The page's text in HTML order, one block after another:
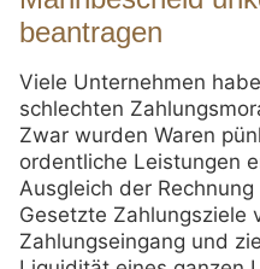
beantragen
Viele Unternehmen
schlechten
Zwar wurden Waren
ordentliche Leistungen
Ausgleich der
Gesetzte Zahlungsziele
Zahlungseingang und